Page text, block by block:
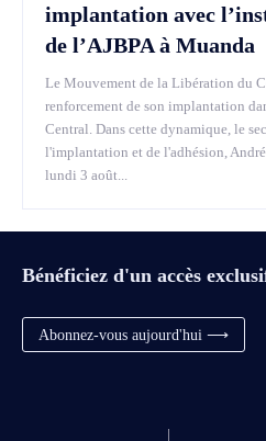
implantation avec
de l’AJBPA à Muanda
Le Mouvement de la Libération du
renforcement de son implantation
Central. Dans cette dynamique, le
l'implantation et de l'adhésion,
lundi 3 août...
Bénéficiez d'un accès
Abonnez-vous aujourd'hui ⟶